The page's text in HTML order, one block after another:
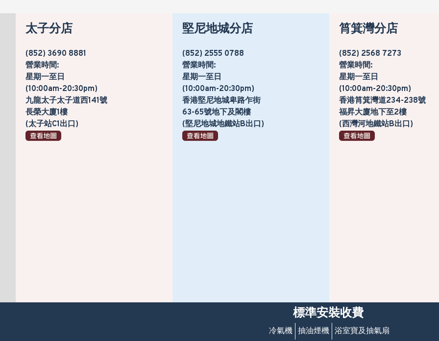
太子分店
(852) 3690 8881
營業時間:
星期一至日
(10:00am-20:30pm)
九龍太子太子道西141號
長榮大廈1樓
(太子站C1出口)
堅尼地城分店
(852) 2555 0788
營業時間:
星期一至日
(10:00am-20:30pm)
香港堅尼地城卑路乍街
63-65號地下及閣樓
(堅尼地城地鐵站B出口)
筲箕灣分店
(852) 2568 7273
營業時間:
星期一至日
(10:00am-20:30pm)
香港筲箕灣道234-238號
福昇大廈地下至2樓
(西灣河地鐵站B出口)
標準安裝收費
冷氣機 抽油煙機 浴室寶及抽氣扇